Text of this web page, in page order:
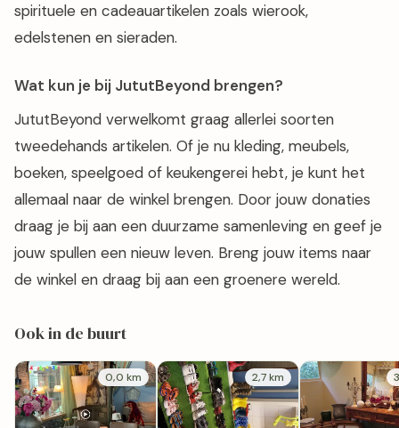
spirituele en cadeauartikelen zoals wierook,
edelstenen en sieraden.
Wat kun je bij JututBeyond brengen?
JututBeyond verwelkomt graag allerlei soorten
tweedehands artikelen. Of je nu kleding, meubels,
boeken, speelgoed of keukengerei hebt, je kunt het
allemaal naar de winkel brengen. Door jouw donaties
draag je bij aan een duurzame samenleving en geef je
jouw spullen een nieuw leven. Breng jouw items naar
de winkel en draag bij aan een groenere wereld.
Ook in de buurt
0,0 km 2,7 km